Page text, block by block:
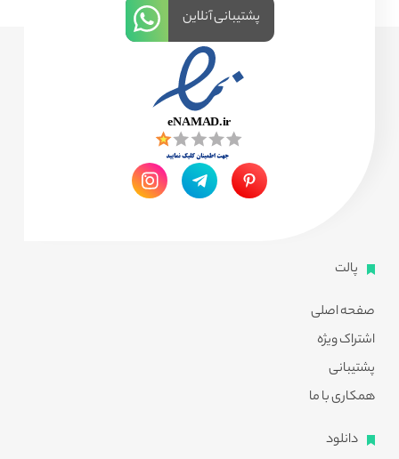
پالت
صفحه اصلی
اشتراک ویژه
پشتیبانی
همکاری با ما
دانلود
پشتیبانی آنلاین